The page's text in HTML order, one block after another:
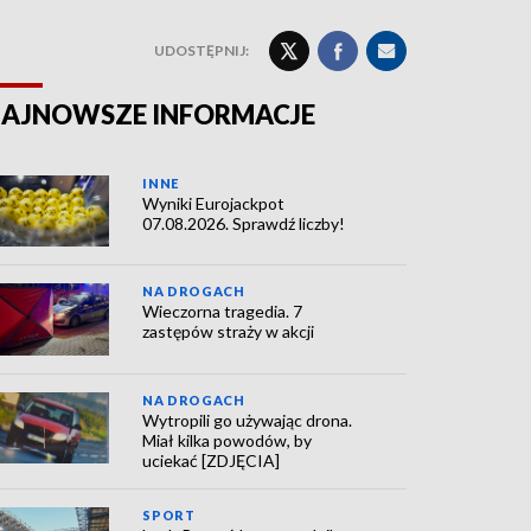
UDOSTĘPNIJ:
INFORMACJE
INNE
Wyniki Eurojackpot
07.08.2026. Sprawdź liczby!
NA DROGACH
Wieczorna tragedia. 7
zastępów straży w akcji
NA DROGACH
Wytropili go używając drona.
Miał kilka powodów, by
uciekać [ZDJĘCIA]
SPORT